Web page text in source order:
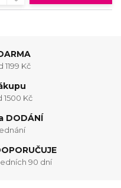
Kč
1500 Kč
DODÁNÍ
90 dní